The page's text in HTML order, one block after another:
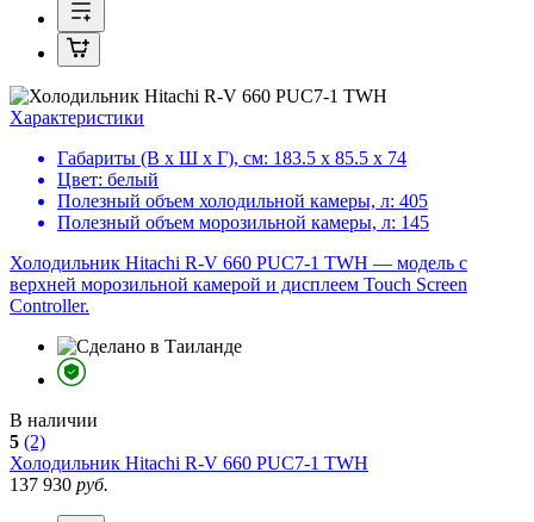
Характеристики
Габариты (В х Ш х Г), см: 183.5 х 85.5 х 74
Цвет: белый
Полезный объем холодильной камеры, л: 405
Полезный объем морозильной камеры, л: 145
Холодильник Hitachi R-V 660 PUC7-1 TWH — модель с
верхней морозильной камерой и дисплеем Touch Screen
Controller.
В наличии
5 (2)
Холодильник Hitachi R-V 660 PUC7-1 TWH
137 930 руб.